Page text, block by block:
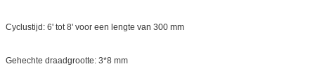
Cyclustijd: 6' tot 8' voor een lengte van 300 mm
Gehechte draadgrootte: 3*8 mm